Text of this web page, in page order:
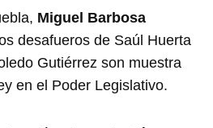
Miguel Barbosa
desafueros de Saúl Huerta
Gutiérrez son muestra
en el Poder Legislativo.